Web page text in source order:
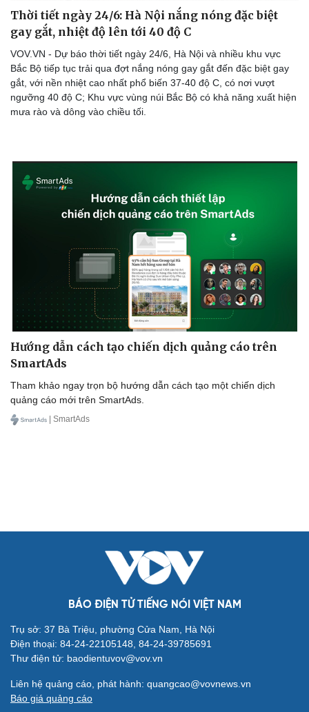
Cải chính
Thời tiết ngày 24/6: Hà Nội nắng nóng đặc biệt
gay gắt, nhiệt độ lên tới 40 độ C
VOV.VN - Dự báo thời tiết ngày 24/6, Hà Nội và nhiều khu vực
Bắc Bộ tiếp tục trải qua đợt nắng nóng gay gắt đến đặc biệt gay
gắt, với nền nhiệt cao nhất phổ biến 37-40 độ C, có nơi vượt
ngưỡng 40 độ C; Khu vực vùng núi Bắc Bộ có khả năng xuất hiện
mưa rào và dông vào chiều tối.
Hướng dẫn cách tạo chiến dịch quảng cáo trên
SmartAds
Tham khảo ngay trọn bộ hướng dẫn cách tạo một chiến dịch
quảng cáo mới trên SmartAds.
| SmartAds
BÁO ĐIỆN TỬ TIẾNG NÓI VIỆT NAM
Trụ sở: 37 Bà Triệu, phường Cửa Nam, Hà Nội
Điện thoại: 84-24-22105148, 84-24-39785691
Thư điện tử: baodientuvov@vov.vn
Liên hệ quảng cáo, phát hành: quangcao@vovnews.vn
Báo giá quảng cáo